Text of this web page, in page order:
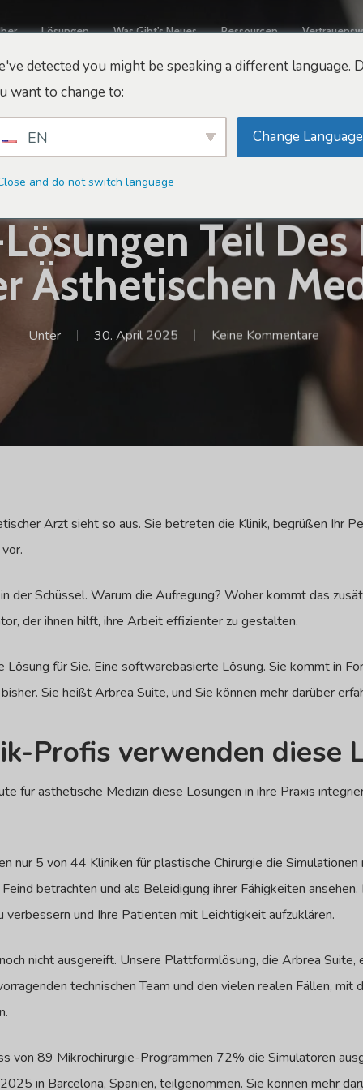
Lösungen Was Gibt's Neues Ressourcen
Und Zukunft
Teil Des
Ästhetischen
Unter 30. April 2025 Keine Kommentare
Arzt sieht so aus. Sie betreten die Klinik, begrüßen Ihr
der Schüssel. Warum die Aufregung? Woher kommt das
der ihnen hilft, ihre Arbeit effizienter zu gestalten.
Lösung für Sie. Eine softwarebasierte Lösung. Sie kommt in
Sie heißt Arbrea Suite, und Sie können mehr darüber
Profis verwenden diese
für ästhetische Medizin diese Lösungen in ihre Praxis
nur 5 von 44 Kliniken für plastische Chirurgie die
betrachten und als Beleidigung ihrer Fähigkeiten
verbessern und Ihre Patienten mit Leichtigkeit aufzuklären.
nicht ausgereift. Unsere Plattformlösung, die Arbrea
technischen Team und den vielen realen Fällen,
von 89 Mikrochirurgie-Programmen 72% die Simulatoren
in Barcelona, Spanien, teilgenommen. Sie können mehr
detected you might be speaking a different language.
want to change to:
EN Change Language
and do not switch language